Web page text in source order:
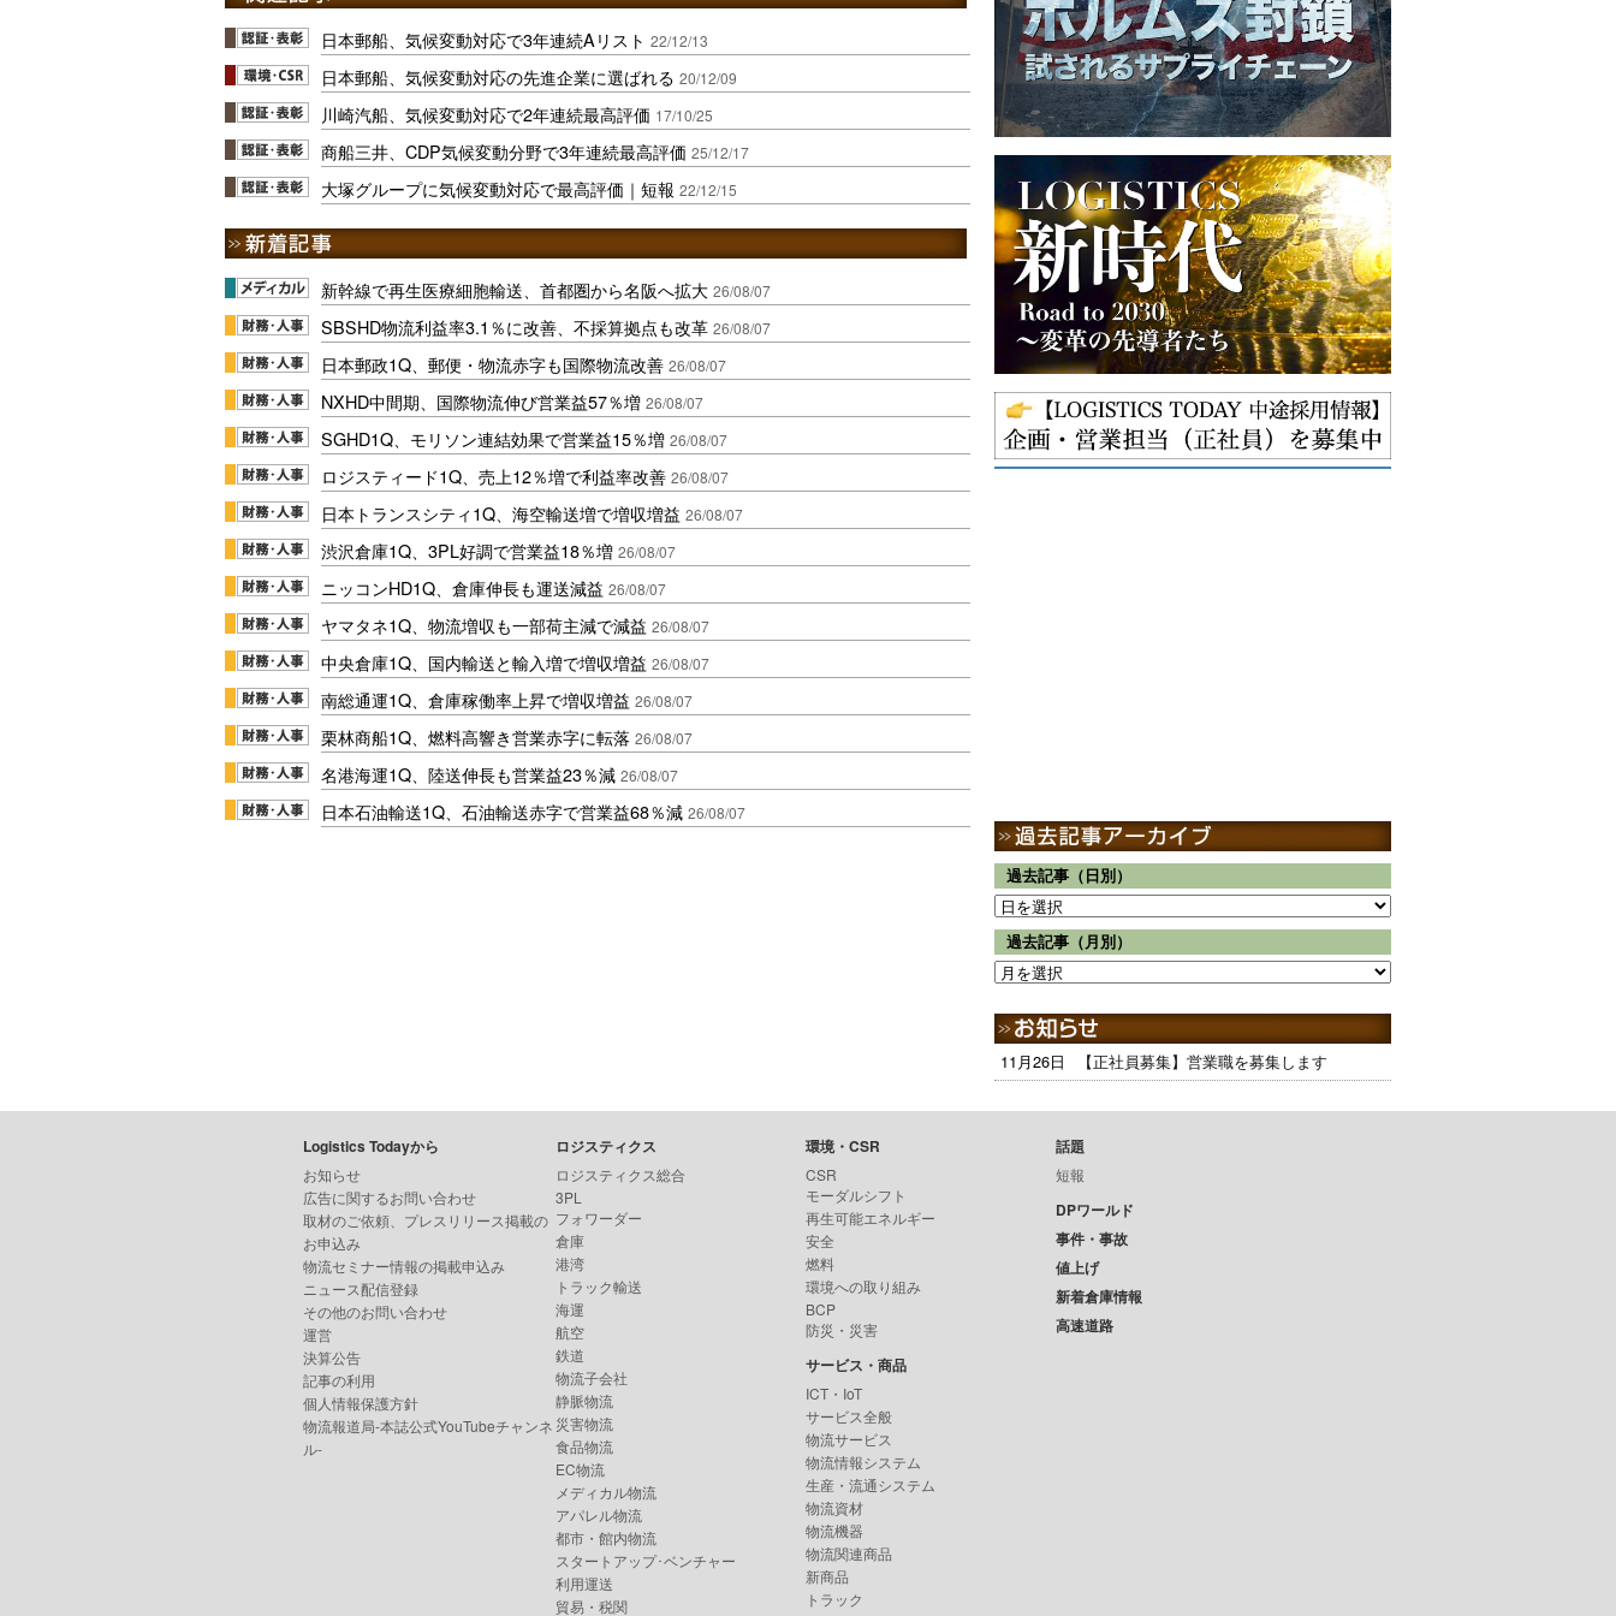
日本郵船、気候変動対応で3年連続Aリスト 22/12/13
日本郵船、気候変動対応の先進企業に選ばれる 20/12/09
川崎汽船、気候変動対応で2年連続最高評価 17/10/25
商船三井、CDP気候変動分野で3年連続最高評価 25/12/17
大塚グループに気候変動対応で最高評価｜短報 22/12/15
新幹線で再生医療細胞輸送、首都圏から名阪へ拡大 26/08/07
SBSHD物流利益率3.1％に改善、不採算拠点も改革 26/08/07
日本郵政1Q、郵便・物流赤字も国際物流改善 26/08/07
NXHD中間期、国際物流伸び営業益57％増 26/08/07
SGHD1Q、モリソン連結効果で営業益15％増 26/08/07
ロジスティード1Q、売上12％増で利益率改善 26/08/07
日本トランスシティ1Q、海空輸送増で増収増益 26/08/07
渋沢倉庫1Q、3PL好調で営業益18％増 26/08/07
ニッコンHD1Q、倉庫伸長も運送減益 26/08/07
ヤマタネ1Q、物流増収も一部荷主減で減益 26/08/07
中央倉庫1Q、国内輸送と輸入増で増収増益 26/08/07
南総通運1Q、倉庫稼働率上昇で増収増益 26/08/07
栗林商船1Q、燃料高響き営業赤字に転落 26/08/07
名港海運1Q、陸送伸長も営業益23％減 26/08/07
日本石油輸送1Q、石油輸送赤字で営業益68％減 26/08/07
過去記事（日別）
過去記事（月別）
11月26日 【正社員募集】営業職を募集します
Logistics Todayから
お知らせ
広告に関するお問い合わせ
取材のご依頼、プレスリリース掲載の
お申込み
物流セミナー情報の掲載申込み
ニュース配信登録
その他のお問い合わせ
運営
決算公告
記事の利用
個人情報保護方針
物流報道局-本誌公式YouTubeチャンネ
ル-
ロジスティクス
ロジスティクス総合
3PL
フォワーダー
倉庫
港湾
トラック輸送
海運
航空
鉄道
物流子会社
静脈物流
災害物流
食品物流
EC物流
メディカル物流
アパレル物流
都市・館内物流
スタートアップ･ベンチャー
利用運送
貿易・税関
環境・CSR
CSR
モーダルシフト
再生可能エネルギー
安全
燃料
環境への取り組み
BCP
防災・災害
サービス・商品
ICT・IoT
サービス全般
物流サービス
物流情報システム
生産・流通システム
物流資材
物流機器
物流関連商品
新商品
トラック
話題
短報
DPワールド
事件・事故
値上げ
新着倉庫情報
高速道路